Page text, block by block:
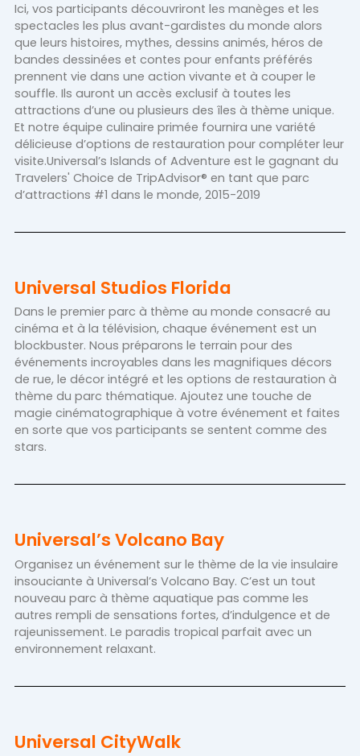
Ici, vos participants découvriront les manèges et les
spectacles les plus avant-gardistes du monde alors
que leurs histoires, mythes, dessins animés, héros de
bandes dessinées et contes pour enfants préférés
prennent vie dans une action vivante et à couper le
souffle. Ils auront un accès exclusif à toutes les
attractions d’une ou plusieurs des îles à thème unique.
Et notre équipe culinaire primée fournira une variété
délicieuse d’options de restauration pour compléter leur
visite.Universal’s Islands of Adventure est le gagnant du
Travelers' Choice de TripAdvisor® en tant que parc
d’attractions #1 dans le monde, 2015-2019
Universal Studios Florida
Dans le premier parc à thème au monde consacré au
cinéma et à la télévision, chaque événement est un
blockbuster. Nous préparons le terrain pour des
événements incroyables dans les magnifiques décors
de rue, le décor intégré et les options de restauration à
thème du parc thématique. Ajoutez une touche de
magie cinématographique à votre événement et faites
en sorte que vos participants se sentent comme des
stars.
Universal’s Volcano Bay
Organisez un événement sur le thème de la vie insulaire
insouciante à Universal’s Volcano Bay. C’est un tout
nouveau parc à thème aquatique pas comme les
autres rempli de sensations fortes, d’indulgence et de
rajeunissement. Le paradis tropical parfait avec un
environnement relaxant.
Universal CityWalk